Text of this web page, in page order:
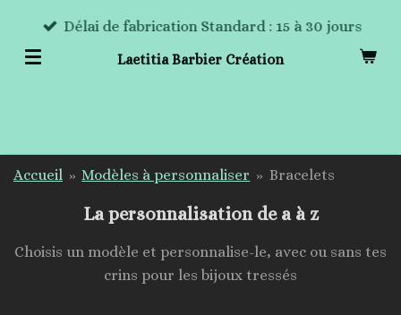
Passer
contenu
Laetitia Barbier Création
Délai de fabrication Standard : 15 à 30 jours
Accueil » Modèles à personnaliser » Bracelets
La personnalisation de a à z
Choisis un modèle et personnalise-le, avec ou sans tes
crins pour les bijoux tressés